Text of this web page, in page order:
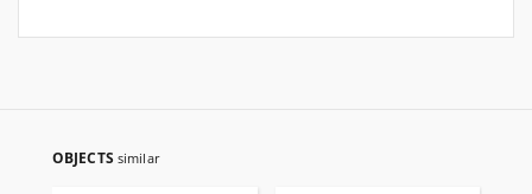
OBJECTS similar